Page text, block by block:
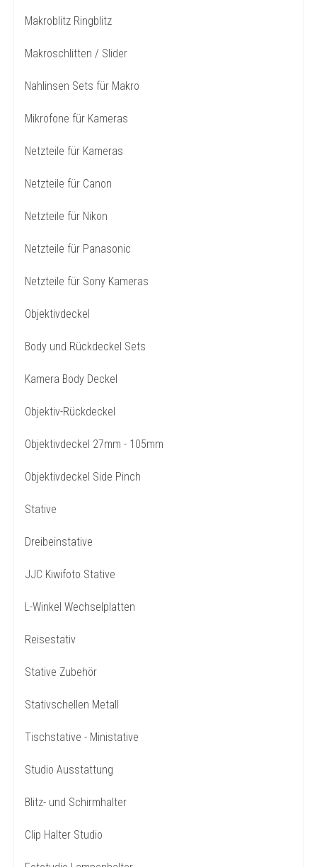
Makroblitz Ringblitz
Makroschlitten / Slider
Nahlinsen Sets für Makro
Mikrofone für Kameras
Netzteile für Kameras
Netzteile für Canon
Netzteile für Nikon
Netzteile für Panasonic
Netzteile für Sony Kameras
Objektivdeckel
Body und Rückdeckel Sets
Kamera Body Deckel
Objektiv-Rückdeckel
Objektivdeckel 27mm - 105mm
Objektivdeckel Side Pinch
Stative
Dreibeinstative
JJC Kiwifoto Stative
L-Winkel Wechselplatten
Reisestativ
Stative Zubehör
Stativschellen Metall
Tischstative - Ministative
Studio Ausstattung
Blitz- und Schirmhalter
Clip Halter Studio